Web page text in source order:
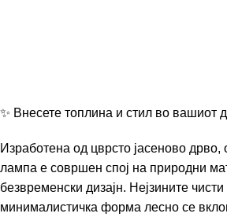
✨ Внесете топлина и стил во вашиот
Изработена од цврсто јасеново дрво,
лампа е совршен спој на природни
безвременски дизајн. Нејзините
минималистичка форма лесно се